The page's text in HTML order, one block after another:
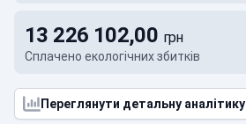
Сплачено екологічних збитків
13 226 102,00 грн
Переглянути детальну аналітику